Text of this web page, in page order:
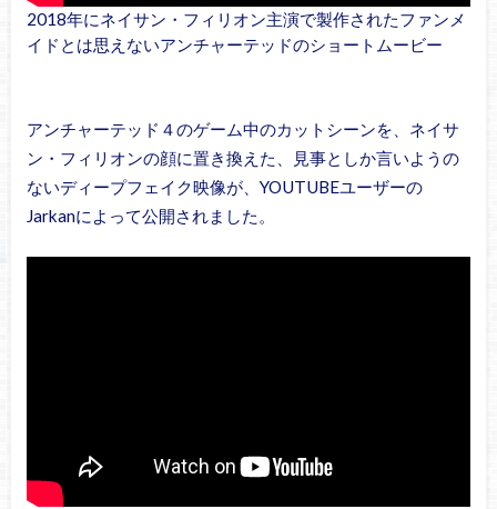
2018年にネイサン・フィリオン主演で製作されたファンメ
イドとは思えないアンチャーテッドのショートムービー
アンチャーテッド４のゲーム中のカットシーンを、ネイサ
ン・フィリオンの顔に置き換えた、見事としか言いようの
ないディープフェイク映像が、YOUTUBEユーザーの
Jarkanによって公開されました。